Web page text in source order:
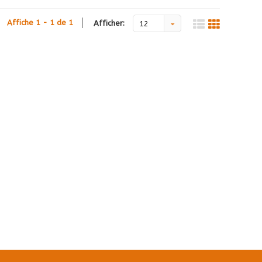
Affiche 1 - 1 de 1 Afficher: 12